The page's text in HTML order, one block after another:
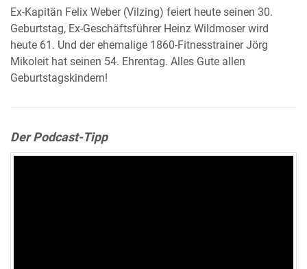
Ex-Kapitän Felix Weber (Vilzing) feiert heute seinen 30.
Geburtstag, Ex-Geschäftsführer Heinz Wildmoser wird
heute 61. Und der ehemalige 1860-Fitnesstrainer Jörg
Mikoleit hat seinen 54. Ehrentag. Alles Gute allen
Geburtstagskindern!
Der Podcast-Tipp